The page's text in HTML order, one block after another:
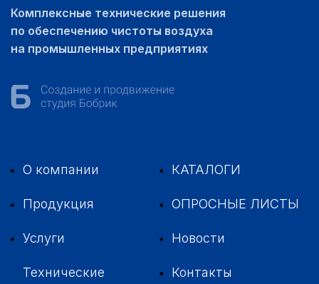
Комплексные технические решения
по обеспечению чистоты воздуха
на промышленных предприятиях
О компании
Продукция
Услуги
Технические
КАТАЛОГИ
ОПРОСНЫЕ ЛИСТЫ
Новости
Контакты